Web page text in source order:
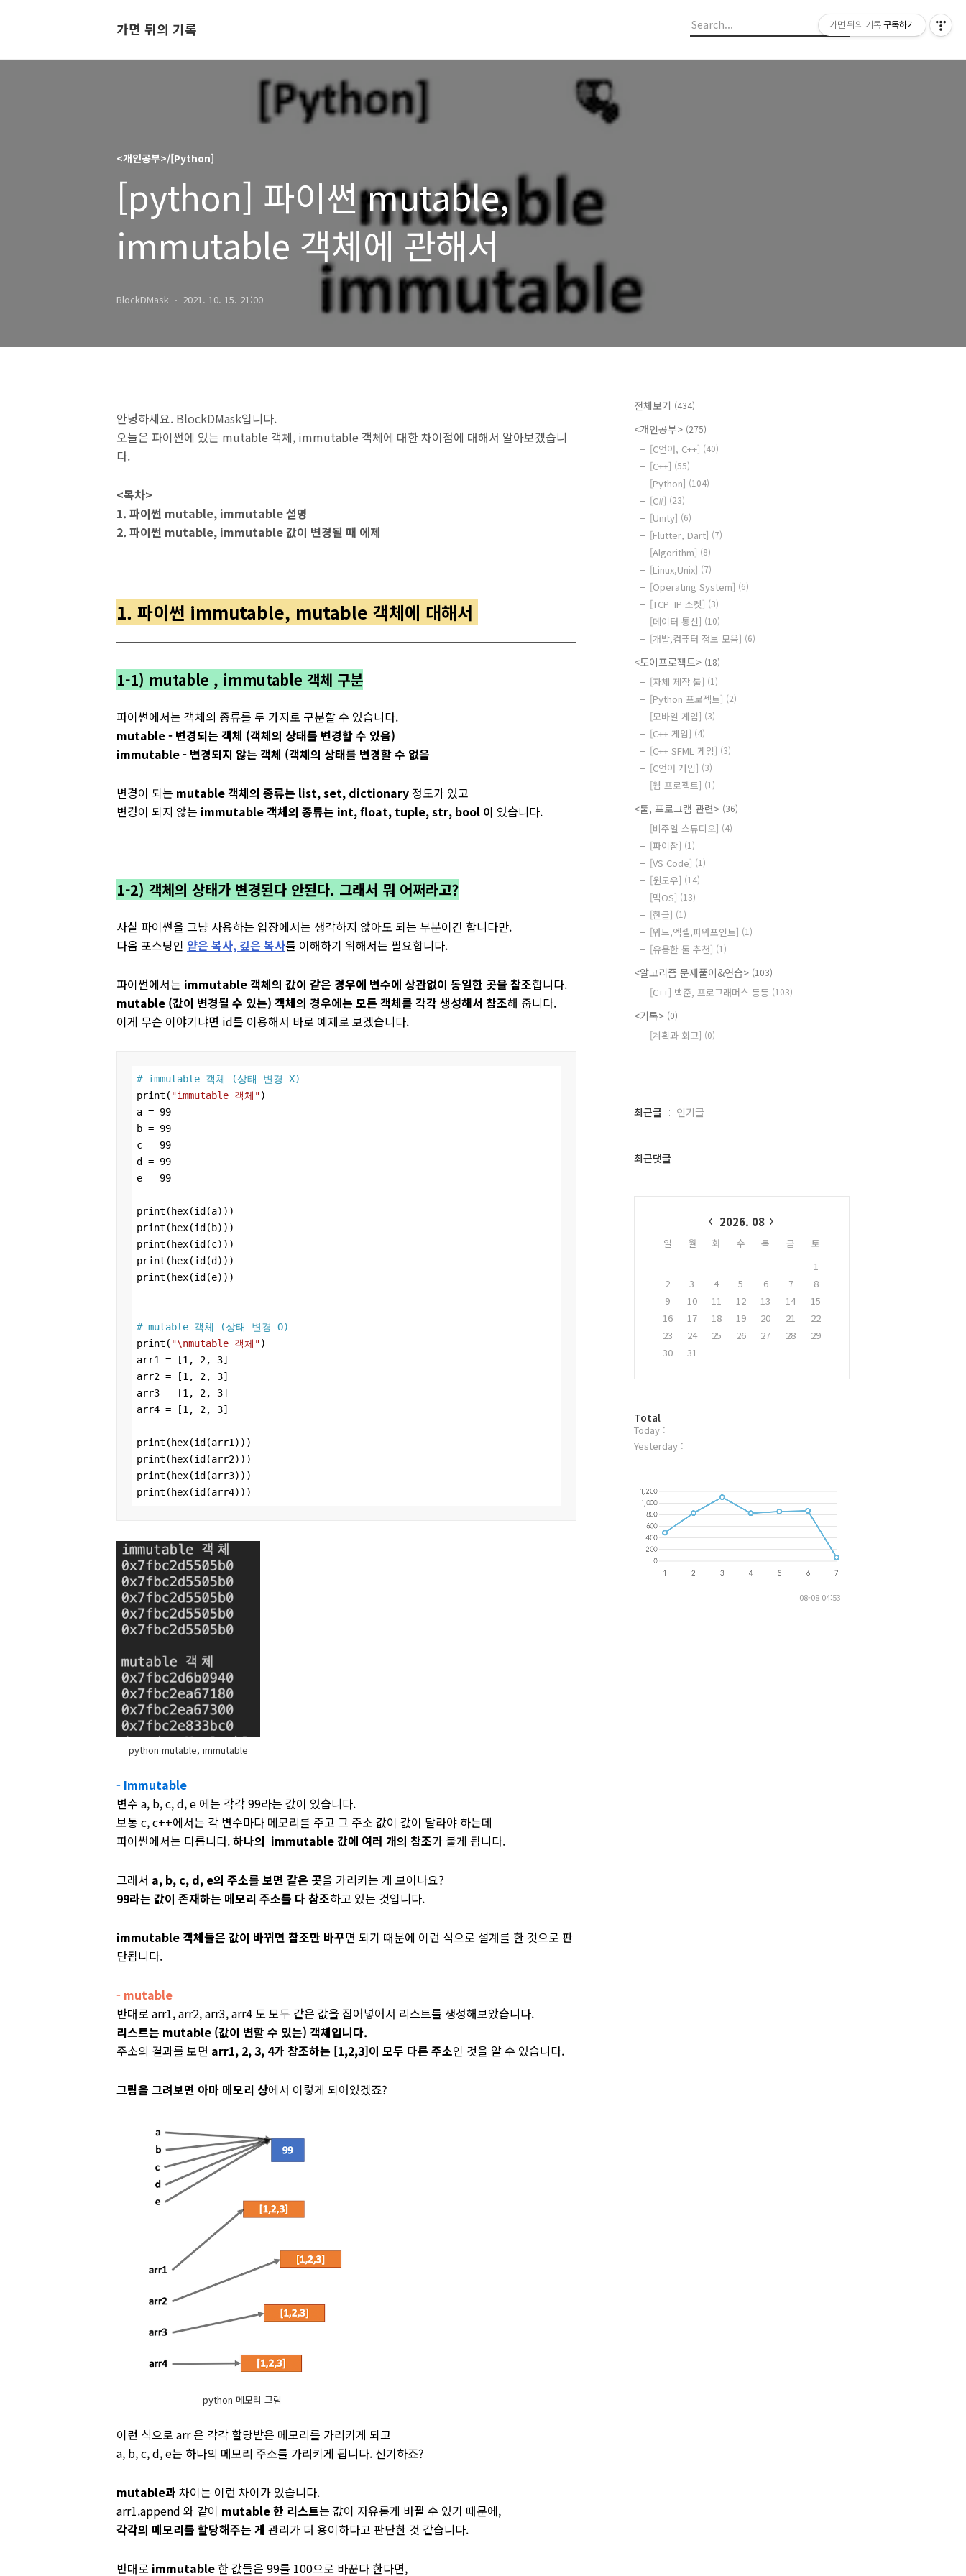
가면 뒤의 기록
<개인공부>/[Python]
[python] 파이썬 mutable,
immutable 객체에 관해서
BlockDMask 2021. 10. 15. 21:00
안녕하세요. BlockDMask입니다.
오늘은 파이썬에 있는 mutable 객체, immutable 객체에 대한 차이점에 대해서 알아보겠습니
다.
<목차>
1. 파이썬 mutable, immutable 설명
2. 파이썬 mutable, immutable 값이 변경될 때 에제
1. 파이썬 immutable, mutable 객체에 대해서
1-1) mutable , immutable 객체 구분
파이썬에서는 객체의 종류를 두 가지로 구분할 수 있습니다.
mutable - 변경되는 객체 (객체의 상태를 변경할 수 있음)
immutable - 변경되지 않는 객체 (객체의 상태를 변경할 수 없음
변경이 되는 mutable 객체의 종류는 list, set, dictionary 정도가 있고
변경이 되지 않는 immutable 객체의 종류는 int, float, tuple, str, bool 이 있습니다.
1-2) 객체의 상태가 변경된다 안된다. 그래서 뭐 어쩌라고?
사실 파이썬을 그냥 사용하는 입장에서는 생각하지 않아도 되는 부분이긴 합니다만.
다음 포스팅인 얕은 복사, 깊은 복사를 이해하기 위해서는 필요합니다.
파이썬에서는 immutable 객체의 값이 같은 경우에 변수에 상관없이 동일한 곳을 참조합니다.
mutable (값이 변경될 수 있는) 객체의 경우에는 모든 객체를 각각 생성해서 참조해 줍니다.
이게 무슨 이야기냐면 id를 이용해서 바로 예제로 보겠습니다.
# immutable 객체 (상태 변경 X)
print( "immutable 객체")
a = 99
b = 99
c = 99
d = 99
e = 99
print(hex(id(a)))
print(hex(id(b)))
print(hex(id(c)))
print(hex(id(d)))
print(hex(id(e)))
# mutable 객체 (상태 변경 O)
print( "\nmutable 객체")
arr1 = [1 , 2, 3]
arr2 = [1 , 2, 3]
arr3 = [1 , 2, 3]
arr4 = [1 , 2, 3]
print(hex(id(arr1)))
print(hex(id(arr2)))
print(hex(id(arr3)))
print(hex(id(arr4)))
python mutable, immutable
- Immutable
변수 a, b, c, d, e 에는 각각 99라는 값이 있습니다.
보통 c, c++에서는 각 변수마다 메모리를 주고 그 주소 값이 값이 달라야 하는데
파이썬에서는 다릅니다.하나의 immutable 값에 여러 개의 참조가 붙게 됩니다.
그래서 a, b, c, d, e의 주소를 보면 같은 곳을 가리키는 게 보이나요?
99라는 값이 존재하는 메모리 주소를 다 참조하고 있는 것입니다.
immutable 객체들은 값이 바뀌면 참조만 바꾸면 되기 때문에 이런 식으로 설계를 한 것으로 판
단됩니다.
- mutable
반대로 arr1, arr2, arr3, arr4 도 모두 같은 값을 집어넣어서 리스트를 생성해보았습니다.
리스트는 mutable (값이 변할 수 있는) 객체입니다.
주소의 결과를 보면 arr1, 2, 3, 4가 참조하는 [1,2,3]이 모두 다른 주소인 것을 알 수 있습니다.
그림을 그려보면 아마 메모리 상에서 이렇게 되어있겠죠?
python 메모리 그림
이런 식으로 arr 은 각각 할당받은 메모리를 가리키게 되고
a, b, c, d, e는 하나의 메모리 주소를 가리키게 됩니다. 신기하죠?
mutable과 차이는 이런 차이가 있습니다.
arr1.append 와 같이 mutable 한 리스트는 값이 자유롭게 바뀔 수 있기 때문에,
각각의 메모리를 할당해주는 게 관리가 더 용이하다고 판단한 것 같습니다.
반대로 immutable 한 값들은 99를 100으로 바꾼다 한다면,
전체보기 (434)
<개인공부> (275)
[C언어, C++] (40)
[C++] (55)
[Python] (104)
[C#] (23)
[Unity] (6)
[Flutter, Dart] (7)
[Algorithm] (8)
[Linux,Unix] (7)
[Operating System] (6)
[TCP_IP 소켓] (3)
[데이터 통신] (10)
[개발,컴퓨터 정보 모음] (6)
<토이프로젝트> (18)
[자체 제작 툴] (1)
[Python 프로젝트] (2)
[모바일 게임] (3)
[C++ 게임] (4)
[C++ SFML 게임] (3)
[C언어 게임] (3)
[웹 프로젝트] (1)
<툴, 프로그램 관련> (36)
[비주얼 스튜디오] (4)
[파이참] (1)
[VS Code] (1)
[윈도우] (14)
[맥OS] (13)
[한글] (1)
[워드,엑셀,파워포인트] (1)
[유용한 툴 추천] (1)
<알고리즘 문제풀이&연습> (103)
[C++] 백준, 프로그래머스 등등 (103)
<기록> (0)
[계획과 회고] (0)
최
과
최근글 인기글
최근댓글
2026. 08
일 월 화 수 목 금
토
1
2
3 4 5 6 7
8
9
10 11 12 13 14
15
16
17 18 19 20 21
22
23
24 25 26 27 28
29
30
31
방
문
자
Total
Today :
Yesterday :
08-08 04:53
가면 뒤의 기록 구독하기